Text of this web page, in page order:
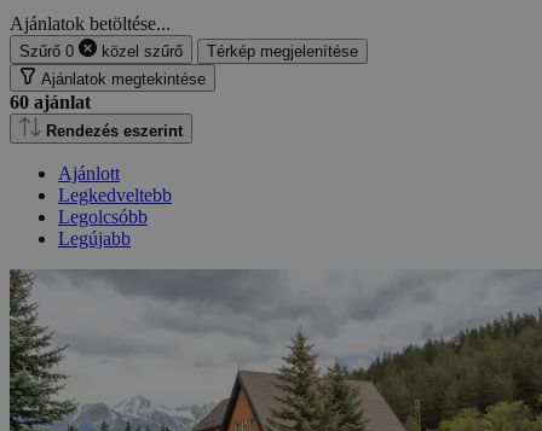
Ajánlatok betöltése...
Szűrő 0 közel szűrő
Térkép megjelenítése
Ajánlatok megtekintése
60 ajánlat
Rendezés eszerint
Ajánlott
Legkedveltebb
Legolcsóbb
Legújabb